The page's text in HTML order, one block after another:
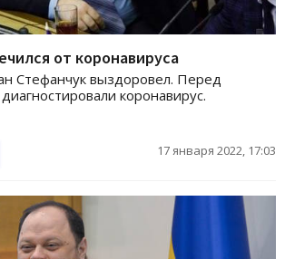
от коронавируса
Стефанчук выздоровел. Перед
коронавирус.
17 января 2022, 17:03